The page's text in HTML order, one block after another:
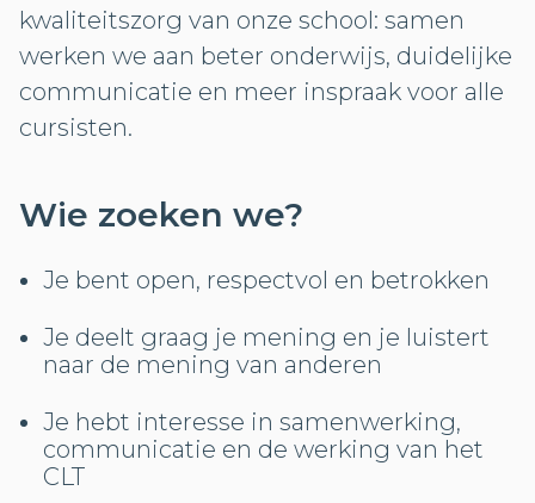
kwaliteitszorg van onze school: samen
werken we aan beter onderwijs, duidelijke
communicatie en meer inspraak voor alle
cursisten.
Wie zoeken we?
Je bent open, respectvol en betrokken
Je deelt graag je mening en je luistert
naar de mening van anderen
Je hebt interesse in samenwerking,
communicatie en de werking van het
CLT